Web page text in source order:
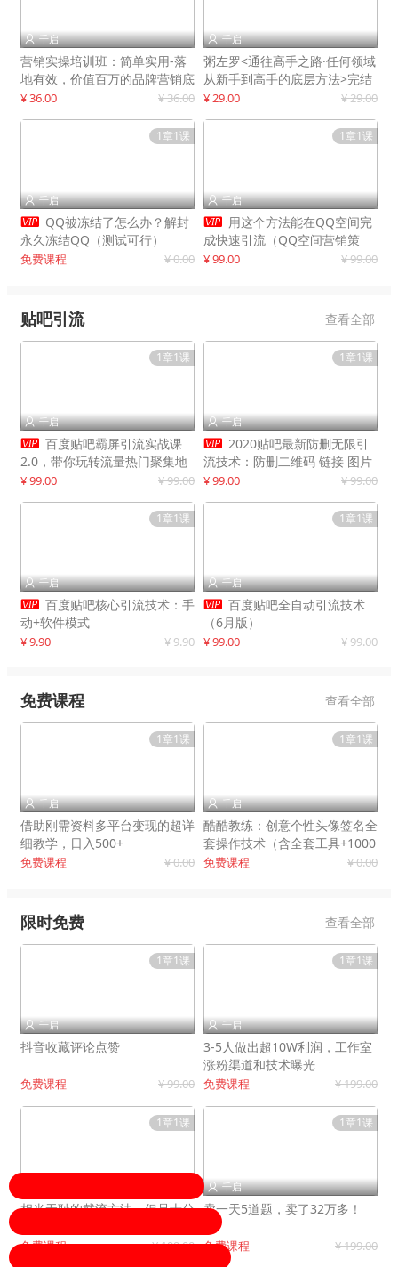
 千启
营销实操培训班：简单实用-落
地有效，价值百万的品牌营销底
层逻辑
¥ 36.00 ¥ 36.00
 千启
粥左罗<通往高手之路·任何领域
从新手到高手的底层方法>完结
¥ 29.00 ¥ 29.00
1章1课
 千启
 QQ被冻结了怎么办？解封
永久冻结QQ（测试可行）
免费课程 ¥ 0.00
1章1课
 千启
 用这个方法能在QQ空间完
成快速引流（QQ空间营销策
略）
¥ 99.00 ¥ 99.00
贴吧引流 查看全部
1章1课
 千启
 百度贴吧霸屏引流实战课
2.0，带你玩转流量热门聚集地
¥ 99.00 ¥ 99.00
1章1课
 千启
 2020贴吧最新防删无限引
流技术：防删二维码 链接 图片
制作
¥ 99.00 ¥ 99.00
1章1课
 千启
 百度贴吧核心引流技术：手
动+软件模式
¥ 9.90 ¥ 9.90
1章1课
 千启
 百度贴吧全自动引流技术
（6月版）
¥ 99.00 ¥ 99.00
免费课程 查看全部
1章1课
 千启
借助刚需资料多平台变现的超详
细教学，日入500+
免费课程 ¥ 0.00
1章1课
 千启
酷酷教练：创意个性头像签名全
套操作技术（含全套工具+1000
套模板）
免费课程 ¥ 0.00
限时免费 查看全部
1章1课
 千启
抖音收藏评论点赞
免费课程 ¥ 99.00
1章1课
 千启
3-5人做出超10W利润，工作室
涨粉渠道和技术曝光
免费课程 ¥ 199.00
1章1课
相当无耻的截流方法，但是十分
免费课程 ¥ 199.00
1章1课
 千启
卖一天5道题，卖了32万多！
免费课程 ¥ 199.00